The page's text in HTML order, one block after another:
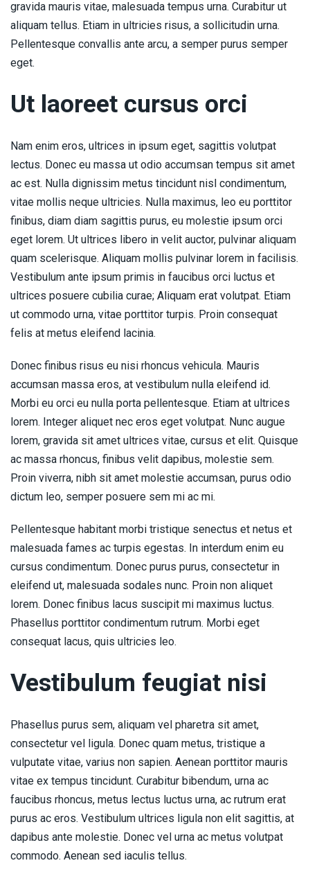
gravida mauris vitae, malesuada tempus urna. Curabitur ut
aliquam tellus. Etiam in ultricies risus, a sollicitudin urna.
Pellentesque convallis ante arcu, a semper purus semper
eget.
Ut laoreet cursus orci
Nam enim eros, ultrices in ipsum eget, sagittis volutpat
lectus. Donec eu massa ut odio accumsan tempus sit amet
ac est. Nulla dignissim metus tincidunt nisl condimentum,
vitae mollis neque ultricies. Nulla maximus, leo eu porttitor
finibus, diam diam sagittis purus, eu molestie ipsum orci
eget lorem. Ut ultrices libero in velit auctor, pulvinar aliquam
quam scelerisque. Aliquam mollis pulvinar lorem in facilisis.
Vestibulum ante ipsum primis in faucibus orci luctus et
ultrices posuere cubilia curae; Aliquam erat volutpat. Etiam
ut commodo urna, vitae porttitor turpis. Proin consequat
felis at metus eleifend lacinia.
Donec finibus risus eu nisi rhoncus vehicula. Mauris
accumsan massa eros, at vestibulum nulla eleifend id.
Morbi eu orci eu nulla porta pellentesque. Etiam at ultrices
lorem. Integer aliquet nec eros eget volutpat. Nunc augue
lorem, gravida sit amet ultrices vitae, cursus et elit. Quisque
ac massa rhoncus, finibus velit dapibus, molestie sem.
Proin viverra, nibh sit amet molestie accumsan, purus odio
dictum leo, semper posuere sem mi ac mi.
Pellentesque habitant morbi tristique senectus et netus et
malesuada fames ac turpis egestas. In interdum enim eu
cursus condimentum. Donec purus purus, consectetur in
eleifend ut, malesuada sodales nunc. Proin non aliquet
lorem. Donec finibus lacus suscipit mi maximus luctus.
Phasellus porttitor condimentum rutrum. Morbi eget
consequat lacus, quis ultricies leo.
Vestibulum feugiat nisi
Phasellus purus sem, aliquam vel pharetra sit amet,
consectetur vel ligula. Donec quam metus, tristique a
vulputate vitae, varius non sapien. Aenean porttitor mauris
vitae ex tempus tincidunt. Curabitur bibendum, urna ac
faucibus rhoncus, metus lectus luctus urna, ac rutrum erat
purus ac eros. Vestibulum ultrices ligula non elit sagittis, at
dapibus ante molestie. Donec vel urna ac metus volutpat
commodo. Aenean sed iaculis tellus.